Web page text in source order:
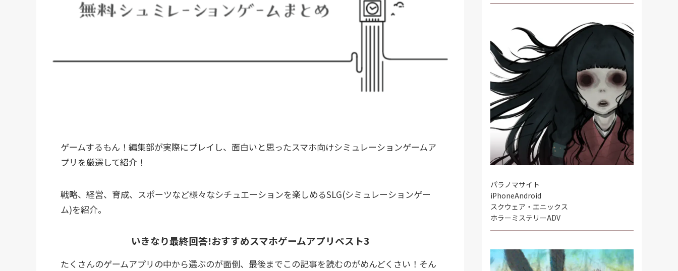
ゲームするもん！編集部が実際にプレイし、面白いと思ったスマホ向けシミュレーションゲームア
プリを厳選して紹介！
戦略、経営、育成、スポーツなど様々なシチュエーションを楽しめるSLG(シミュレーションゲー
ム)を紹介。
いきなり最終回答!おすすめスマホゲームアプリベスト3
たくさんのゲームアプリの中から選ぶのが面倒、最後までこの記事を読むのがめんどくさい！そん
パラノマサイト
iPhoneAndroid
スクウェア・エニックス
ホラーミステリーADV